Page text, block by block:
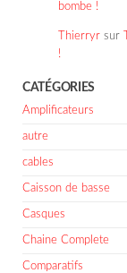
bombe !
Thierryr sur
!
CATÉGORIES
Amplificateurs
autre
cables
Caisson de basse
Casques
Chaine Complete
Comparatifs